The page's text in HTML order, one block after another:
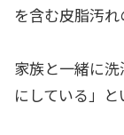
を含む皮脂汚れ
家族と一緒に
にしている」と